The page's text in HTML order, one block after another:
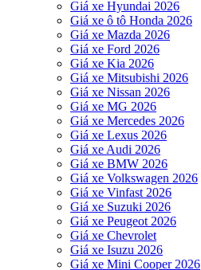
Giá xe Hyundai 2026
Giá xe ô tô Honda 2026
Giá xe Mazda 2026
Giá xe Ford 2026
Giá xe Kia 2026
Giá xe Mitsubishi 2026
Giá xe Nissan 2026
Giá xe MG 2026
Giá xe Mercedes 2026
Giá xe Lexus 2026
Giá xe Audi 2026
Giá xe BMW 2026
Giá xe Volkswagen 2026
Giá xe Vinfast 2026
Giá xe Suzuki 2026
Giá xe Peugeot 2026
Giá xe Chevrolet
Giá xe Isuzu 2026
Giá xe Mini Cooper 2026